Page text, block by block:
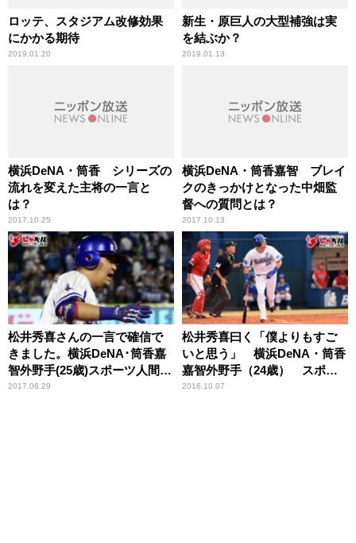
ロッテ、スタジアム改修効果
にかかる期待
2019.01.20
新生・原巨人の大型補強は実
を結ぶか？
2019.01.13
横浜DeNA・筒香 シリーズの
流れを変えた主将の一言と
は？
2017.10.25
横浜DeNA・筒香嘉智 ブレイ
クのきっかけとなった中畑監
督への質問とは？
2017.10.13
松井秀喜さんの一言で確信で
きました。横浜DeNA･筒香嘉
智外野手(25歳)スポーツ人間模
様
2017.06.29
松井秀喜曰く「僕よりもすご
いと思う」 横浜DeNA・筒香
嘉智外野手（24歳） スポー
ツ人間模様
2016.10.07